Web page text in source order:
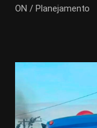
ON / Planejamento